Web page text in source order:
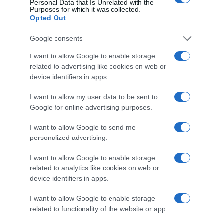
Personal Data that Is Unrelated with the
Purposes for which it was collected.
Opted Out
Google consents
I want to allow Google to enable storage
related to advertising like cookies on web or
device identifiers in apps.
I want to allow my user data to be sent to
Google for online advertising purposes.
I want to allow Google to send me
personalized advertising.
I want to allow Google to enable storage
related to analytics like cookies on web or
device identifiers in apps.
I want to allow Google to enable storage
related to functionality of the website or app.
díjas színésznő, érdemes művész, a Thália Színház tagja.
Pályafutása során többek között a Nemzeti Színházban, a
Kalózok, a Szőke kóla és az El a kezekkel a Papámtól! című
filmekben is láthattuk.
SZÍNPAD
Meghalt Harkányi Endre
Elhunyt Harkányi Endre, Kossuth- és Jászai Mari-díjas
Társulatának örökös tagja, aki március 26-án ünnepelhette
volna 91. születésnapját. A művészt a Vígszínház saját